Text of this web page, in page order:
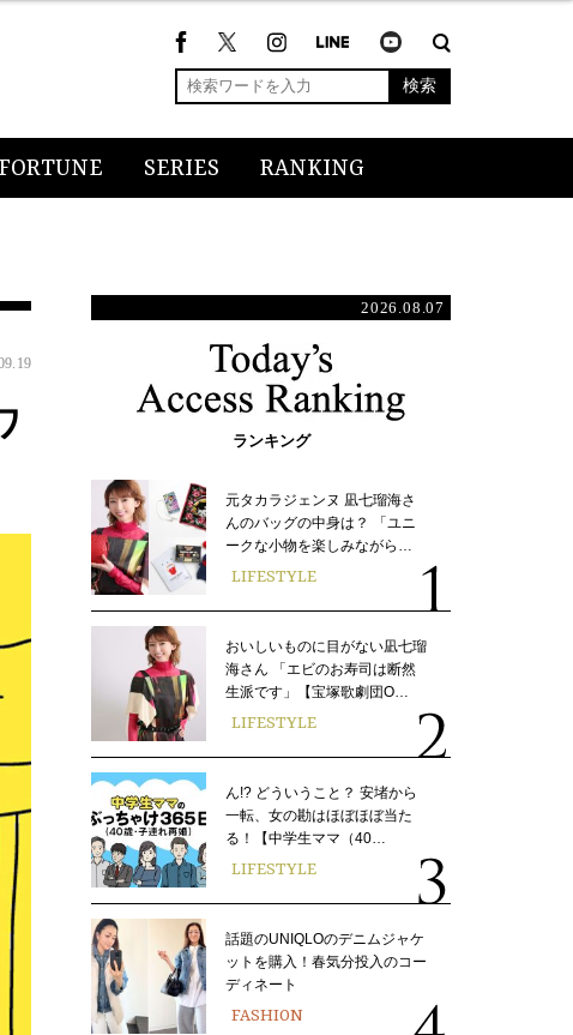
検索
FORTUNE SERIES RANKING
2026.08.07
ランキング
元タカラジェンヌ 凪七瑠海さ
んのバッグの中身は？ 「ユニ
ークな小物を楽しみながら…
LIFESTYLE
おいしいものに目がない凪七瑠
海さん 「エビのお寿司は断然
生派です」【宝塚歌劇団O…
LIFESTYLE
ん!? どういうこと？ 安堵から
一転、女の勘はほぼほぼ当た
る！【中学生ママ（40…
LIFESTYLE
話題のUNIQLOのデニムジャケ
ットを購入！春気分投入のコー
ディネート
FASHION